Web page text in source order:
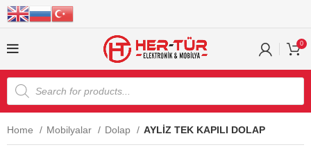
0
Home Mobilyalar Dolap AYLİZ TEK KAPILI DOLAP